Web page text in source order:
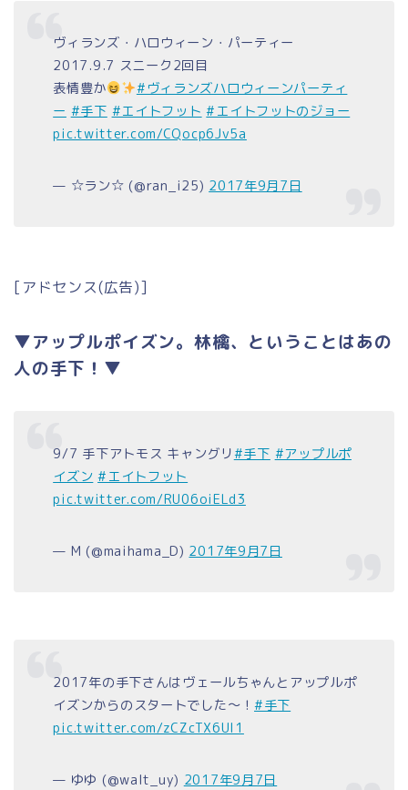
ヴィランズ・ハロウィーン・パーティー
2017.9.7 スニーク2回目
表情豊か
#ヴィランズハロウィーンパーティ
ー #手下 #エイトフット #エイトフットのジョー
pic.twitter.com/CQocp6Jv5a
— ☆ラン☆ (@ran_i25) 2017年9月7日
[アドセンス(広告)]
▼アップルポイズン。林檎、ということはあの
人の手下！▼
9/7 手下アトモス キャングリ#手下 #アップルポ
イズン #エイトフット
pic.twitter.com/RU06oiELd3
— M (@maihama_D) 2017年9月7日
2017年の手下さんはヴェールちゃんとアップルポ
イズンからのスタートでした〜！ #手下
pic.twitter.com/zCZcTX6UI1
— ゆゆ (@walt_uy) 2017年9月7日